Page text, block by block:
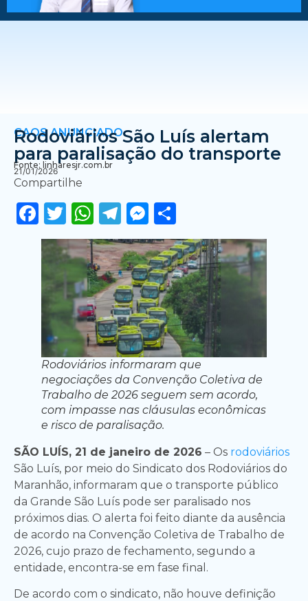
CAOS ANUNCIADO
Rodoviários São Luís alertam
para paralisação do transporte
Fonte: linharesjr.com.br
21/01/2026
Compartilhe
Facebook
Twitter
WhatsApp
Telegram
Messenger
Rodoviários informaram que
negociações da Convenção Coletiva de
Trabalho de 2026 seguem sem acordo,
com impasse nas cláusulas econômicas
e risco de paralisação.
SÃO LUÍS, 21 de janeiro de 2026 – Os rodoviários
São Luís, por meio do Sindicato dos Rodoviários do
Maranhão, informaram que o transporte público
da Grande São Luís pode ser paralisado nos
próximos dias. O alerta foi feito diante da ausência
de acordo na Convenção Coletiva de Trabalho de
2026, cujo prazo de fechamento, segundo a
entidade, encontra-se em fase final.
De acordo com o sindicato, não houve definição